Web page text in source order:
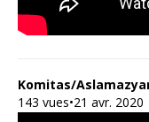
Komitas/
143 vues•21 avr. 2020